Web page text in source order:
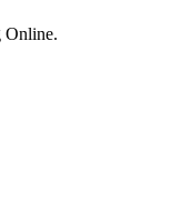
Online.